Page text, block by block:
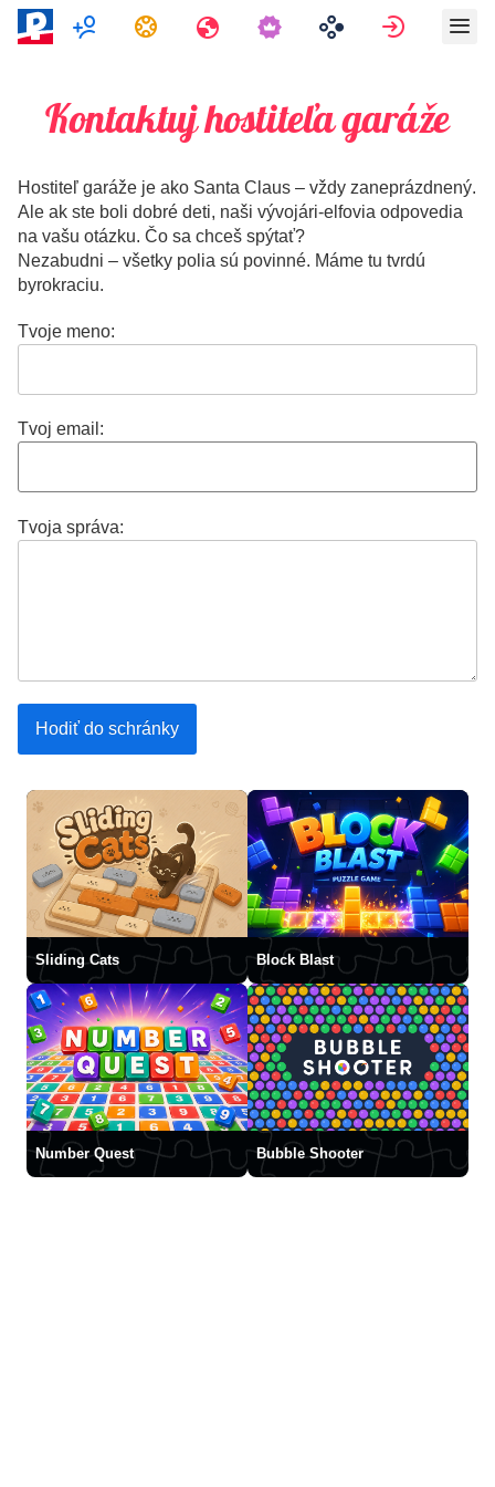
MultiplayerÚlohy Cestovania Prihlásiť
Kontaktuj hostiteľa garáže
Hostiteľ garáže je ako Santa Claus – vždy zaneprázdnený.
Ale ak ste boli dobré deti, naši vývojári-elfovia odpovedia
na vašu otázku. Čo sa chceš spýtať?
Nezabudni – všetky polia sú povinné. Máme tu tvrdú
byrokraciu.
Tvoje meno:
Tvoj email:
Tvoja správa:
Sliding Cats Block Blast
Number Quest Bubble Shooter